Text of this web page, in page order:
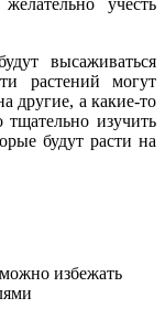
высаживаться
растений могут
другие, а какие-то
изучить
будут расти на
избежать